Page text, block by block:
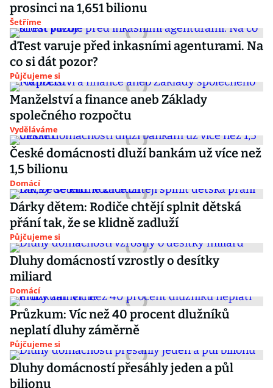
prosinci na 1,651 bilionu
Šetříme
dTest varuje před inkasními agenturami. Na
co si dát pozor?
Půjčujeme si
Manželství a finance aneb Základy
společného rozpočtu
Vyděláváme
České domácnosti dluží bankám už více než
1,5 bilionu
Domácí
Dárky dětem: Rodiče chtějí splnit dětská
přání tak, že se klidně zadluží
Půjčujeme si
Dluhy domácností vzrostly o desítky
miliard
Domácí
Průzkum: Víc než 40 procent dlužníků
neplatí dluhy záměrně
Půjčujeme si
Dluhy domácností přesáhly jeden a půl
bilionu